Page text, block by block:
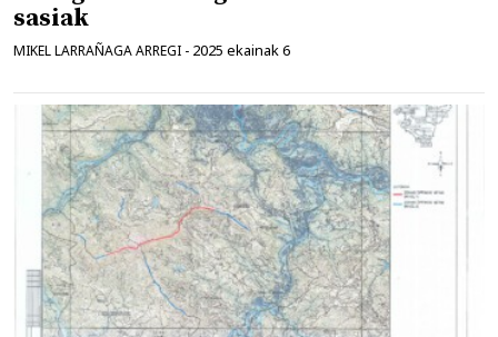
sasiak
MIKEL LARRAÑAGA ARREGI - 2025 ekainak 6